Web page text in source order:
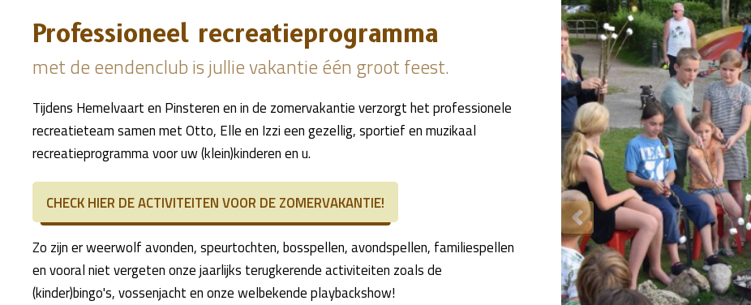
Professioneel recreatieprogramma
met de eendenclub is jullie vakantie één groot feest.
Tijdens Hemelvaart en Pinsteren en in de zomervakantie verzorgt het professionele
recreatieteam samen met Otto, Elle en Izzi een gezellig, sportief en muzikaal
recreatieprogramma voor uw (klein)kinderen en u.
CHECK HIER DE ACTIVITEITEN VOOR DE ZOMERVAKANTIE!
Zo zijn er weerwolf avonden, speurtochten, bosspellen, avondspellen, familiespellen
en vooral niet vergeten onze jaarlijks terugkerende activiteiten zoals de
(kinder)bingo's, vossenjacht en onze welbekende playbackshow!